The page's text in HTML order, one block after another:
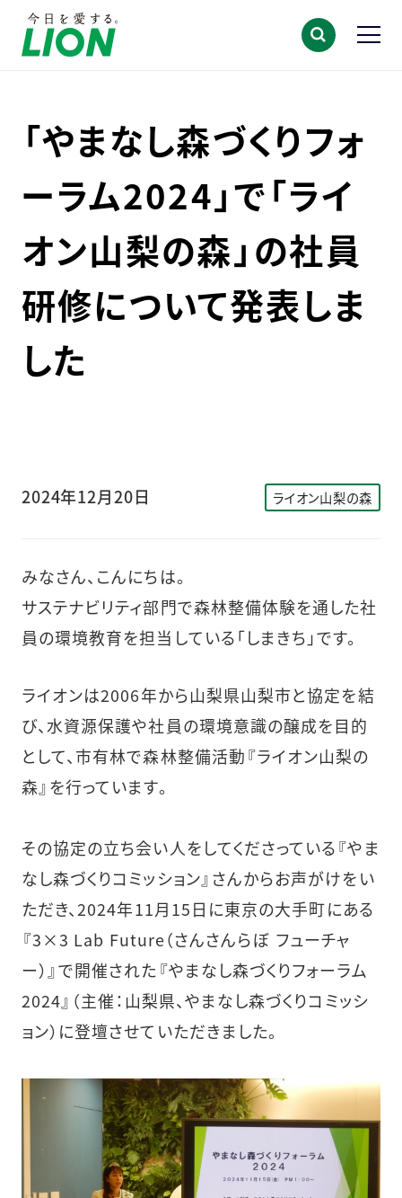
「やまなし森づくりフォ
ーラム2024」で「ライ
オン山梨の森」の社員
研修について発表しま
した
2024年12月20日 ライオン山梨の森
みなさん、こんにちは。
サステナビリティ部門で森林整備体験を通した社
員の環境教育を担当している「しまきち」です。
ライオンは2006年から山梨県山梨市と協定を結
び、水資源保護や社員の環境意識の醸成を目的
として、市有林で森林整備活動『ライオン山梨の
森』を行っています。
その協定の立ち会い人をしてくださっている『やま
なし森づくりコミッション』さんからお声がけをい
ただき、2024年11月15日に東京の大手町にある
『3×3 Lab Future（さんさんらぼ フューチャ
ー）』で開催された『やまなし森づくりフォーラム
2024』（主催：山梨県、やまなし森づくりコミッシ
ョン）に登壇させていただきました。